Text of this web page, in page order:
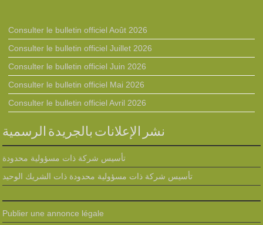
Consulter le bulletin officiel Août 2026
Consulter le bulletin officiel Juillet 2026
Consulter le bulletin officiel Juin 2026
Consulter le bulletin officiel Mai 2026
Consulter le bulletin officiel Avril 2026
نشر الإعلانات بالجريدة الرسمية
تأسيس شركة ذات مسؤولية محدودة
تأسيس شركة ذات مسؤولية محدودة ذات الشريك الوحيد
Publier une annonce légale